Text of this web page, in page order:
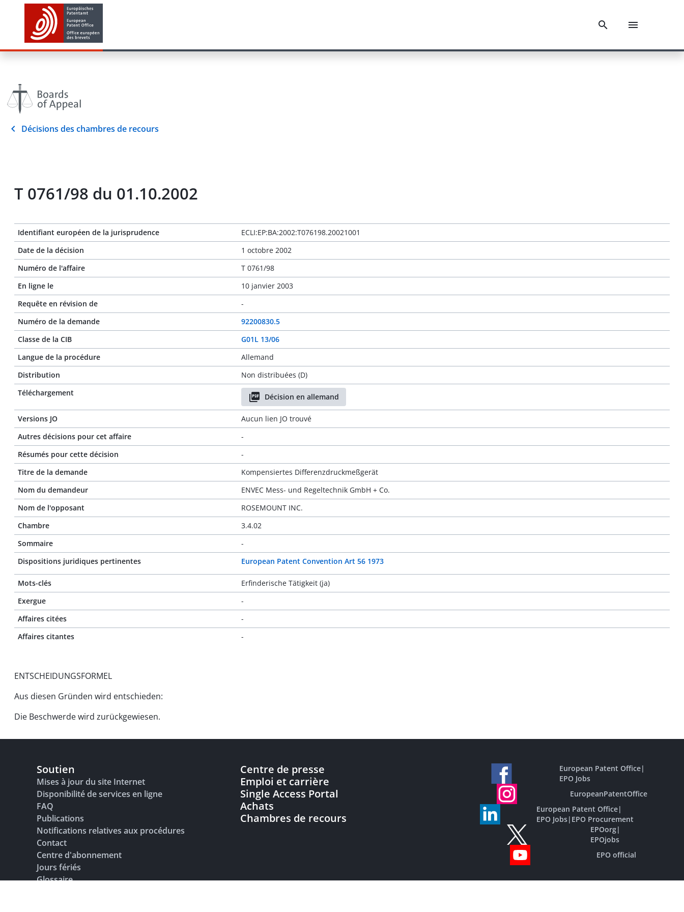
Décisions des chambres de recours
T 0761/98 du 01.10.2002
Identifiant européen de la jurisprudence
ECLI:EP:BA:2002:T076198.20021001
Date de la décision
1 octobre 2002
Numéro de l'affaire
T 0761/98
En ligne le
10 janvier 2003
Requête en révision de
-
Numéro de la demande
92200830.5
Classe de la CIB
G01L 13/06
Langue de la procédure
Allemand
Distribution
Non distribuées (D)
Téléchargement
Décision en allemand
Versions JO
Aucun lien JO trouvé
Autres décisions pour cet affaire
-
Résumés pour cette décision
-
Titre de la demande
Kompensiertes Differenzdruckmeßgerät
Nom du demandeur
ENVEC Mess- und Regeltechnik GmbH + Co.
Nom de l'opposant
ROSEMOUNT INC.
Chambre
3.4.02
Sommaire
-
Dispositions juridiques pertinentes
European Patent Convention Art 56 1973
Mots-clés
Erfinderische Tätigkeit (ja)
Exergue
-
Affaires citées
-
Affaires citantes
-
ENTSCHEIDUNGSFORMEL
Aus diesen Gründen wird entschieden:
Die Beschwerde wird zurückgewiesen.
Soutien
Mises à jour du site Internet
Disponibilité de services en ligne
FAQ
Publications
Notifications relatives aux procédures
Contact
Centre d'abonnement
Jours fériés
Glossaire
Centre de presse
Emploi et carrière
Single Access Portal
Achats
Chambres de recours
European Patent Office|
EPO Jobs
EuropeanPatentOffice
European Patent Office|
EPO Jobs| EPO Procurement
EPOorg|
EPOjobs
EPO official